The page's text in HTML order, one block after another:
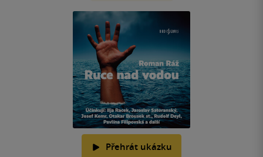
Přehrát ukázku